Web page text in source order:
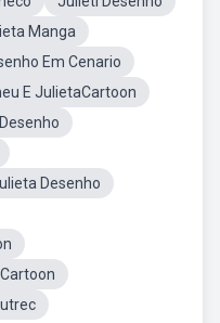
Manga
Em Cenario
E JulietaCartoon
Desenho